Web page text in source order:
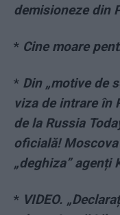
demisioneze din
* Cine moare
* Din „motive de
viza de intrare în
de la Russia
oficială!
„deghiza” agenți
* VIDEO.